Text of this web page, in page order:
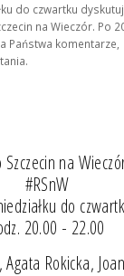
do czwartku
na Wieczór. Po
Państwa komentarze,
Szczecin na
#RSnW
do
20.00 - 22.00
Rokicka,